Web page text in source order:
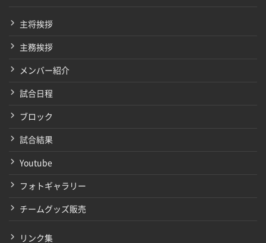
主将挨拶
主務挨拶
メンバー紹介
試合日程
ブロック
試合結果
Youtube
フォトギャラリー
チームグッズ販売
リンク集